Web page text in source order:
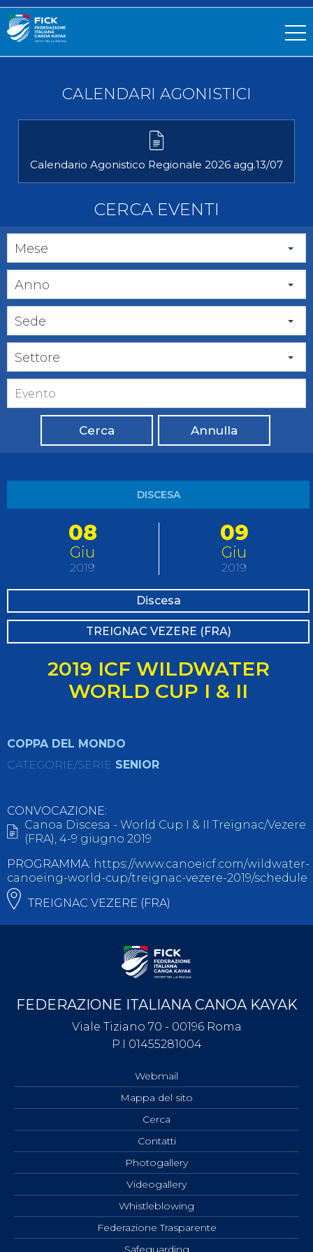
CALENDARI AGONISTICI
Calendario Agonistico Regionale 2026 agg.13/07
CERCA EVENTI
Mese
Anno
Sede
Settore
Cerca Annulla
DISCESA
08
Giu
2019
09
Giu
2019
Discesa
TREIGNAC VEZERE (FRA)
2019 ICF WILDWATER
WORLD CUP I & II
COPPA DEL MONDO
CATEGORIE/SERIE SENIOR
CONVOCAZIONE:
Canoa Discesa - World Cup I & II Treignac/Vezere
(FRA), 4-9 giugno 2019
PROGRAMMA: https://www.canoeicf.com/wildwater-
canoeing-world-cup/treignac-vezere-2019/schedule
TREIGNAC VEZERE (FRA)
FEDERAZIONE ITALIANA CANOA KAYAK
Viale Tiziano 70 - 00196 Roma
P.I 01455281004
Webmail
Mappa del sito
Cerca
Contatti
Photogallery
Videogallery
Whistleblowing
Federazione Trasparente
Safeguarding